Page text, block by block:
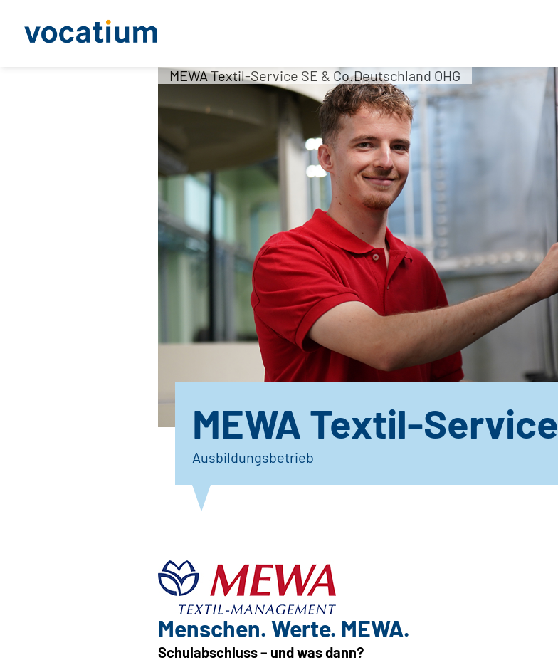
MEWA Textil-Service SE & Co.Deutschland OHG
MEWA Textil-Service
Ausbildungsbetrieb
Menschen. Werte. MEWA.
Schulabschluss – und was dann?